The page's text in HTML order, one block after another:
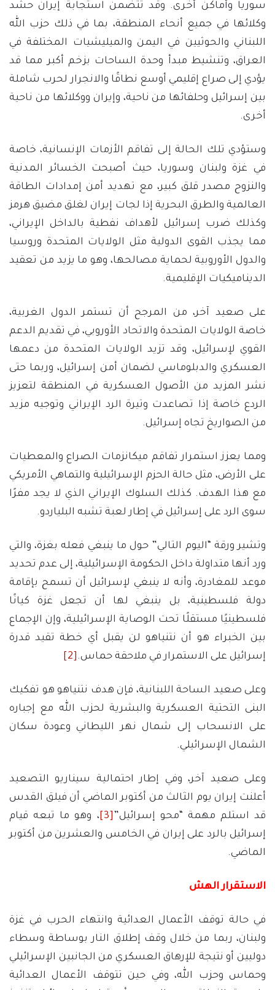
سوريا وأماكن أخرى. وقد تتضمن استجابة إيران حشد
وكلائها في جميع أنحاء المنطقة، بما في ذلك حزب الله
اللبناني والحوثيين في اليمن والميليشيات المختلفة في
العراق، وتنشيط مبدأ وحدة الساحات بزخم أكبر مما قد
يؤدي إلى صراع إقليمي أوسع نطاقًا والانجرار لحرب شاملة
بين إسرائيل وحلفائها من ناحية، وإيران ووكلائها من ناحية
أخرى.
وستؤدي تلك الحالة إلى تفاقم الأزمات الإنسانية، خاصة
في غزة ولبنان وسوريا، حيث أصبحت الخسائر المدنية
والنزوح مصدر قلق كبير، مع تهديد أمن إمدادات الطاقة
العالمية والطرق البحرية إذا لجات إيران لغلق مضيق هرمز
وكذلك ضرب إسرائيل لأهداف نفطية بالداخل الإيراني،
مما يجذب القوى الدولية مثل الولايات المتحدة وروسيا
والدول الأوروبية لحماية مصالحها، وهو ما يزيد من تعقيد
الديناميكيات الإقليمية.
على صعيد آخر، من المرجح أن تستمر الدول الغربية،
خاصة الولايات المتحدة والاتحاد الأوروبي، في تقديم الدعم
القوي لإسرائيل، وقد تزيد الولايات المتحدة من دعمها
العسكري والدبلوماسي لضمان أمن إسرائيل، وربما حتى
نشر المزيد من الأصول العسكرية في المنطقة لتعزيز
الردع خاصة إذا تصاعدت وتيرة الرد الإيراني وتوجيه مزيد
من الصواريخ تجاه إسرائيل.
ومما يعزز استمرار تفاقم ميكانزمات الصراع والمعطيات
على الأرض، مثل حالة الحزم الإسرائيلية والتماهي الأمريكي
مع هذا الهدف. كذلك السلوك الإيراني الذي لا يجد مفرًا
سوى الرد على إسرائيل في إطار لعبة تشبه البلياردو.
وتشير ورقة “اليوم التالي” حول ما ينبغي فعله بغزة، والتي
ورد أنها متداولة داخل الحكومة الإسرائيلية، إلى عدم تحديد
موعد للمغادرة، وأنه لا ينبغي لإسرائيل أن تسمح بإقامة
دولة فلسطينية، بل ينبغي لها أن تجعل غزة كيانًا
فلسطينيًا مستقلًا تحت الوصاية الإسرائيلية، وإن الإجماع
بين الخبراء هو أن نتنياهو لن يقبل أي خطة تقيد قدرة
إسرائيل على الاستمرار في ملاحقة حماس.
وعلى صعيد الساحة اللبنانية، فإن هدف نتنياهو هو تفكيك
البنى التحتية العسكرية والبشرية لحزب الله مع إجباره
على الانسحاب إلى شمال نهر الليطاني وعودة سكان
الشمال الإسرائيلي.
وعلى صعيد آخر، وفي إطار احتمالية سيناريو التصعيد
أعلنت إيران يوم الثالث من أكتوبر الماضي أن فيلق القدس
قد استلم مهمة “محو إسرائيل”
، وهو ما تبعه قيام
إسرائيل بالرد على إيران في الخامس والعشرين من أكتوبر
الماضي.
الاستقرار الهش
في حالة توقف الأعمال العدائية وانتهاء الحرب في غزة
ولبنان، ربما من خلال وقف إطلاق النار بوساطة وسطاء
دوليين أو نتيجة للإرهاق العسكري من الجانبين الإسرائيلي
وحماس وحزب الله، وفي حين تتوقف الأعمال العدائية